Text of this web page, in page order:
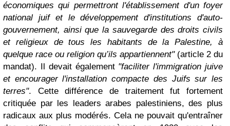
économiques qui permettront l'établissement d'un foyer
national juif et le développement d'institutions d'auto-
gouvernement, ainsi que la sauvegarde des droits civils
et religieux de tous les habitants de la Palestine, à
quelque race ou religion qu’ils appartiennent"(article 2 du
mandat). Il devait également "faciliter l'immigration juive
et encourager l'installation compacte des Juifs sur les
terres". Cette différence de traitement fut fortement
critiquée par les leaders arabes palestiniens, des plus
radicaux aux plus modérés. Cela ne pouvait qu'entraîner